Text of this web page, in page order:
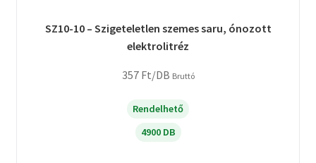
SZ10-10 – Szigeteletlen szemes saru, ónozott
elektrolitréz
357 Ft/DB Bruttó
Rendelhető
4900 DB